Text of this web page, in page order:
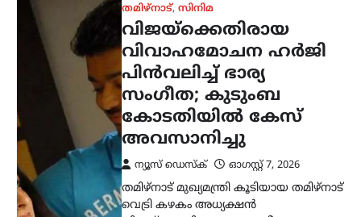
കേന്ദ്രത്തിന്റെ
എഥനോൾ-പെട്രോൾ
നയത്തിനെതിരെ
ജനകീയ പ്രതിഷേധം
ശക്തമാക്കും;
മുന്നറിയിപ്പുമായി
സിപിഐഎം
ന്യൂസ് ഡെസ്ക് ഓഗസ്റ്റ്‌ 7, 2026
കേന്ദ്ര സർക്കാറിന്റെ എഥനോൾ-
പെട്രോൾ നയത്തിനെതിരെ രൂക്ഷ